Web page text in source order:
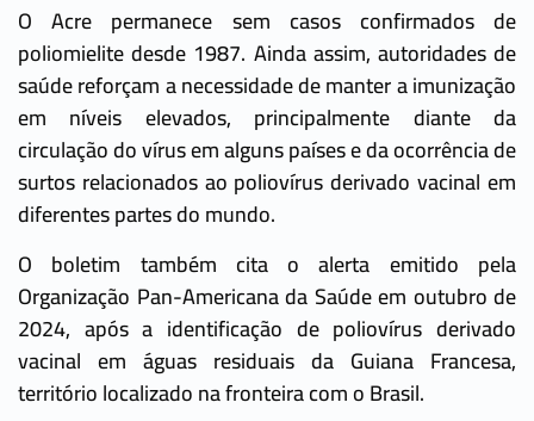
O Acre permanece sem casos confirmados de
poliomielite desde 1987. Ainda assim, autoridades de
saúde reforçam a necessidade de manter a imunização
em níveis elevados, principalmente diante da
circulação do vírus em alguns países e da ocorrência de
surtos relacionados ao poliovírus derivado vacinal em
diferentes partes do mundo.
O boletim também cita o alerta emitido pela
Organização Pan-Americana da Saúde em outubro de
2024, após a identificação de poliovírus derivado
vacinal em águas residuais da Guiana Francesa,
território localizado na fronteira com o Brasil.